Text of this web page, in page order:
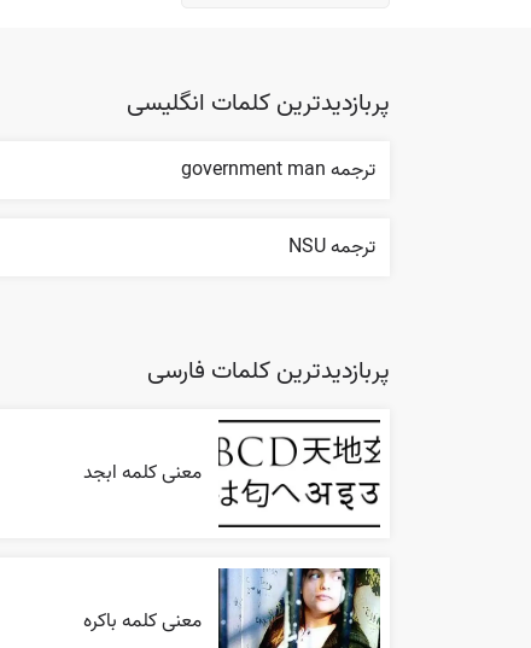
پربازدیدترین کلمات انگلیسی
ترجمه government man
ترجمه NSU
پربازدیدترین کلمات فارسی
معنی کلمه ابجد
معنی کلمه باکره